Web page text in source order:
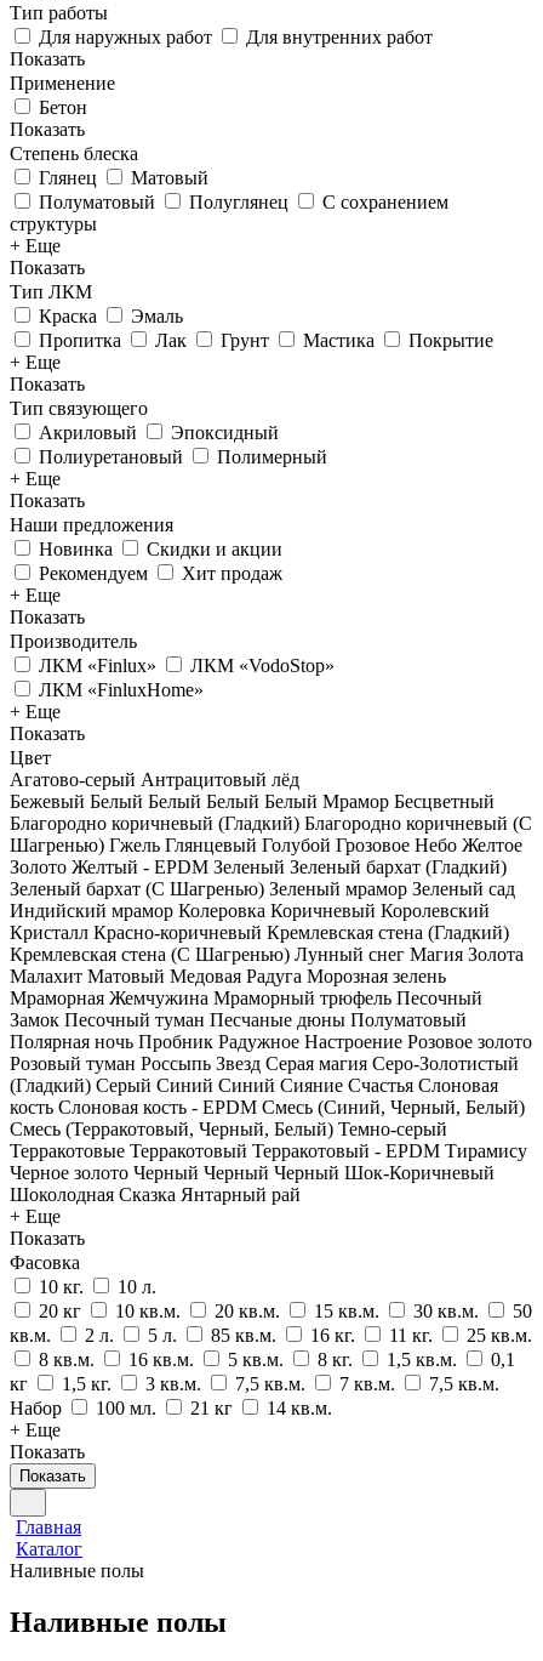
Тип работы
Для наружных работ
Для внутренних работ
Показать
Применение
Бетон
Показать
Степень блеска
Глянец
Матовый
Полуматовый
Полуглянец
С сохранением
структуры
+ Еще
Показать
Тип ЛКМ
Краска
Эмаль
Пропитка
Лак Грунт Мастика
Покрытие
+ Еще
Показать
Тип связующего
Акриловый
Эпоксидный
Полиуретановый
Полимерный
+ Еще
Показать
Наши предложения
Новинка
Скидки и акции
Рекомендуем
Хит продаж
+ Еще
Показать
Производитель
ЛКМ «Finlux»
ЛКМ «VodoStop»
ЛКМ «FinluxHome»
+ Еще
Показать
Цвет
Агатово-серый Антрацитовый лёд
Бежевый Белый Белый Белый Белый Мрамор Бесцветный
Благородно коричневый (Гладкий) Благородно коричневый (С
Шагренью) Гжель Глянцевый Голубой Грозовое Небо Желтое
Золото Желтый - EPDM Зеленый Зеленый бархат (Гладкий)
Зеленый бархат (С Шагренью) Зеленый мрамор Зеленый сад
Индийский мрамор Колеровка Коричневый Королевский
Кристалл Красно-коричневый Кремлевская стена (Гладкий)
Кремлевская стена (С Шагренью) Лунный снег Магия Золота
Малахит Матовый Медовая Радуга Морозная зелень
Мраморная Жемчужина Мраморный трюфель Песочный
Замок Песочный туман Песчаные дюны Полуматовый
Полярная ночь Пробник Радужное Настроение Розовое золото
Розовый туман Россыпь Звезд Серая магия Серо-Золотистый
(Гладкий) Серый Синий Синий Сияние Счастья Слоновая
кость Слоновая кость - EPDM Смесь (Синий, Черный, Белый)
Смесь (Терракотовый, Черный, Белый) Темно-серый
Терракотовые Терракотовый Терракотовый - EPDM Тирамису
Черное золото Черный Черный Черный Шок-Коричневый
Шоколодная Сказка Янтарный рай
+ Еще
Показать
Фасовка
10 кг.
10 л.
20 кг
10 кв.м. 20 кв.м. 15 кв.м. 30 кв.м.
50
кв.м.
2 л. 5 л. 85 кв.м. 16 кг. 11 кг.
25 кв.м.
8 кв.м.
16 кв.м. 5 кв.м. 8 кг. 1,5 кв.м.
0,1
кг
1,5 кг. 3 кв.м. 7,5 кв.м. 7 кв.м.
7,5 кв.м.
Набор
100 мл. 21 кг
14 кв.м.
+ Еще
Показать
Показать
Главная
Каталог
Наливные полы
Наливные полы